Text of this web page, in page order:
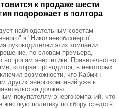
к продаже шести
подорожает в полтора
наблюдательным советам
и "Николаевоблэнерго"
руководителей этих компаний
по словам премьера,
вопросам энергетики. Правительство
которая проводится, в некоторых
возможности, что Кабмин
других энергокомпаний уже в
должны
покупателям энергокомпаний, что
жёсткую политику по сбору средств.